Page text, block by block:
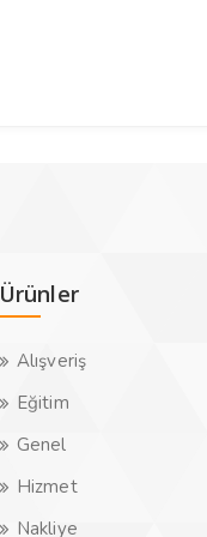
Ürünler
Alışveriş
Eğitim
Genel
Hizmet
Nakliye